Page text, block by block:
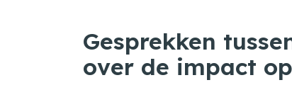
Gesprekken
over de impact